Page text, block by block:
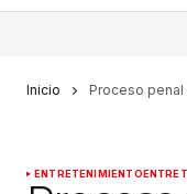
Inicio Proceso
ENTRETENIMIENTO